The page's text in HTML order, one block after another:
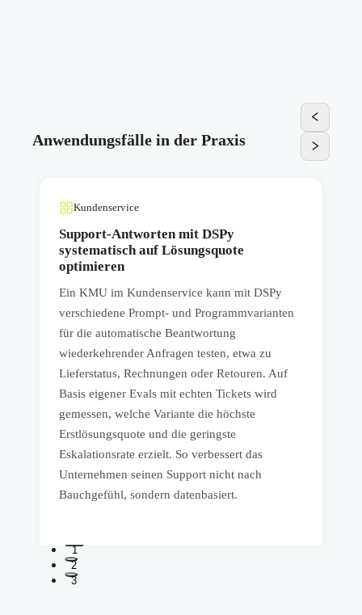
Anwendungsfälle in der Praxis
Kundenservice
Support-Antworten mit DSPy
systematisch auf Lösungsquote
optimieren
Ein KMU im Kundenservice kann mit DSPy
verschiedene Prompt- und Programmvarianten
für die automatische Beantwortung
wiederkehrender Anfragen testen, etwa zu
Lieferstatus, Rechnungen oder Retouren. Auf
Basis eigener Evals mit echten Tickets wird
gemessen, welche Variante die höchste
Erstlösungsquote und die geringste
Eskalationsrate erzielt. So verbessert das
Unternehmen seinen Support nicht nach
Bauchgefühl, sondern datenbasiert.
1
2
3